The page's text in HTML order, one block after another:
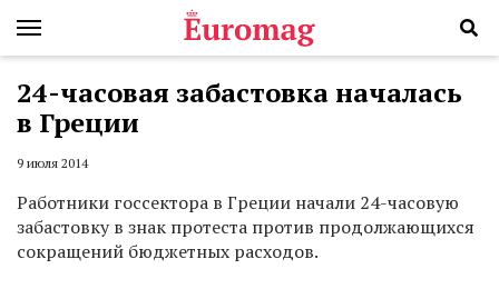
24-часовая забастовка началась
в Греции
9 июля 2014
Работники госсектора в Греции начали 24-часовую
забастовку в знак протеста против продолжающихся
сокращений бюджетных расходов.